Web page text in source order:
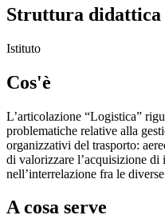
Struttura didattica
Istituto
Cos'è
L’articolazione “Logistica”
problematiche relative alla
organizzativi del trasporto:
di valorizzare l’acquisizione di
nell’interrelazione fra le
A cosa serve